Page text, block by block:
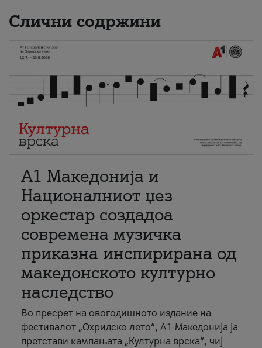
Слични содржини
А1 Македонија и
Националниот џез
оркестар создадоа
современа музичка
приказна инспирирана од
македонското културно
наследство
Во пресрет на овогодишното издание на
фестивалот „Охридско лето“, А1 Македонија ја
претстави кампањата „Културна врска“, чиј